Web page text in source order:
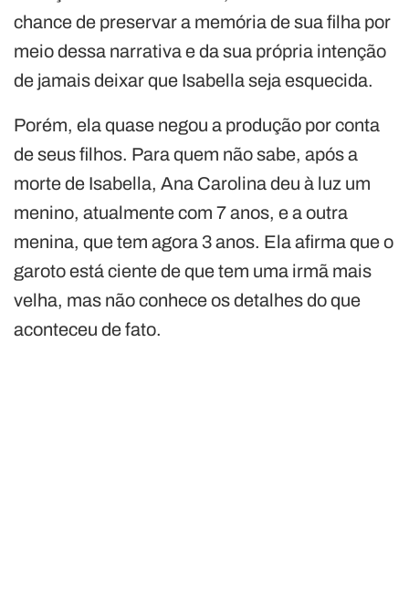
chance de preservar a memória de sua filha por
meio dessa narrativa e da sua própria intenção
de jamais deixar que Isabella seja esquecida.
Porém, ela quase negou a produção por conta
de seus filhos. Para quem não sabe, após a
morte de Isabella, Ana Carolina deu à luz um
menino, atualmente com 7 anos, e a outra
menina, que tem agora 3 anos. Ela afirma que o
garoto está ciente de que tem uma irmã mais
velha, mas não conhece os detalhes do que
aconteceu de fato.